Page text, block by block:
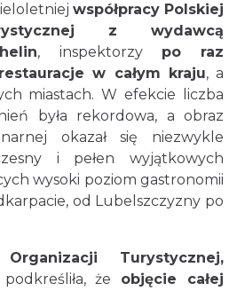
współpracy Polskiej
z wydawcą
, inspektorzy po raz
w całym kraju, a
miastach. W efekcie liczba
była rekordowa, a obraz
okazał się niezwykle
i pełen wyjątkowych
wysoki poziom gastronomii
od Lubelszczyzny po
Turystycznej,
podkreśliła, że objęcie całej